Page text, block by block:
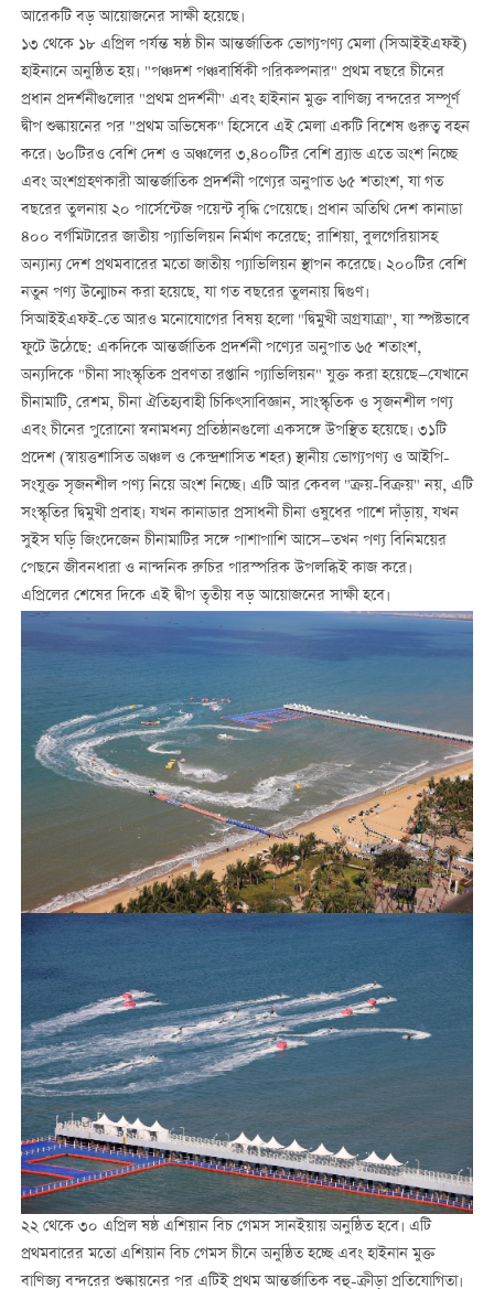
আরেকটি বড় আয়োজনের সাক্ষী হয়েছে।
১৩ থেকে ১৮ এপ্রিল পর্যন্ত ষষ্ঠ চীন আন্তর্জাতিক ভোগ্যপণ্য মেলা (সিআইইএফই)
হাইনানে অনুষ্ঠিত হয়। "পঞ্চদশ পঞ্চবার্ষিকী পরিকল্পনার" প্রথম বছরে চীনের
প্রধান প্রদর্শনীগুলোর "প্রথম প্রদর্শনী" এবং হাইনান মুক্ত বাণিজ্য বন্দরের সম্পূর্ণ
দ্বীপ শুল্কায়নের পর "প্রথম অভিষেক" হিসেবে এই মেলা একটি বিশেষ গুরুত্ব বহন
করে। ৬০টিরও বেশি দেশ ও অঞ্চলের ৩,৪০০টির বেশি ব্র্যান্ড এতে অংশ নিচ্ছে
এবং অংশগ্রহণকারী আন্তর্জাতিক প্রদর্শনী পণ্যের অনুপাত ৬৫ শতাংশ, যা গত
বছরের তুলনায় ২০ পার্সেন্টেজ পয়েন্ট বৃদ্ধি পেয়েছে। প্রধান অতিথি দেশ কানাডা
৪০০ বর্গমিটারের জাতীয় প্যাভিলিয়ন নির্মাণ করেছে; রাশিয়া, বুলগেরিয়াসহ
অন্যান্য দেশ প্রথমবারের মতো জাতীয় প্যাভিলিয়ন স্থাপন করেছে। ২০০টির বেশি
নতুন পণ্য উন্মোচন করা হয়েছে, যা গত বছরের তুলনায় দ্বিগুণ।
সিআইইএফই-তে আরও মনোযোগের বিষয় হলো "দ্বিমুখী অগ্রযাত্রা", যা স্পষ্টভাবে
ফুটে উঠেছে: একদিকে আন্তর্জাতিক প্রদর্শনী পণ্যের অনুপাত ৬৫ শতাংশ,
অন্যদিকে "চীনা সাংস্কৃতিক প্রবণতা রপ্তানি প্যাভিলিয়ন" যুক্ত করা হয়েছে—যেখানে
চীনামাটি, রেশম, চীনা ঐতিহ্যবাহী চিকিৎসাবিজ্ঞান, সাংস্কৃতিক ও সৃজনশীল পণ্য
এবং চীনের পুরোনো স্বনামধন্য প্রতিষ্ঠানগুলো একসঙ্গে উপস্থিত হয়েছে। ৩১টি
প্রদেশ (স্বায়ত্তশাসিত অঞ্চল ও কেন্দ্রশাসিত শহর) স্থানীয় ভোগ্যপণ্য ও আইপি-
সংযুক্ত সৃজনশীল পণ্য নিয়ে অংশ নিচ্ছে। এটি আর কেবল "ক্রয়-বিক্রয়" নয়, এটি
সংস্কৃতির দ্বিমুখী প্রবাহ। যখন কানাডার প্রসাধনী চীনা ওষুধের পাশে দাঁড়ায়, যখন
সুইস ঘড়ি জিংদেজেন চীনামাটির সঙ্গে পাশাপাশি আসে—তখন পণ্য বিনিময়ের
পেছনে জীবনধারা ও নান্দনিক রুচির পারস্পরিক উপলব্ধিই কাজ করে।
এপ্রিলের শেষের দিকে এই দ্বীপ তৃতীয় বড় আয়োজনের সাক্ষী হবে।
২২ থেকে ৩০ এপ্রিল ষষ্ঠ এশিয়ান বিচ গেমস সানইয়ায় অনুষ্ঠিত হবে। এটি
প্রথমবারের মতো এশিয়ান বিচ গেমস চীনে অনুষ্ঠিত হচ্ছে এবং হাইনান মুক্ত
বাণিজ্য বন্দরের শুল্কায়নের পর এটিই প্রথম আন্তর্জাতিক বহু-ক্রীড়া প্রতিযোগিতা।